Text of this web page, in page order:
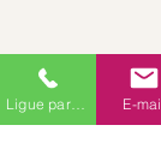
HORÁRIOS
Ligue para nós E-